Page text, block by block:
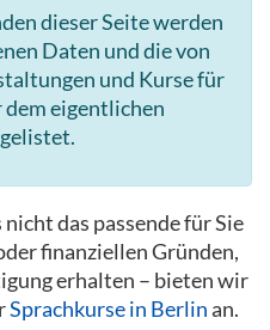
dieser Seite werden
Daten und die von
und Kurse für
eigentlichen
das passende für Sie
finanziellen Gründen,
erhalten – bieten wir
Sprachkurse in Berlinan.